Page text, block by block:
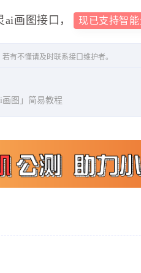
画图接口， 现已支持智
有不懂请及时联系接口维护者。
图」简易教程